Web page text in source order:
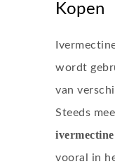
Kopen
wordt
van
Steeds
vooral in